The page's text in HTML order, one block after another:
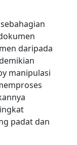
daripada
manipulasi
padat dan